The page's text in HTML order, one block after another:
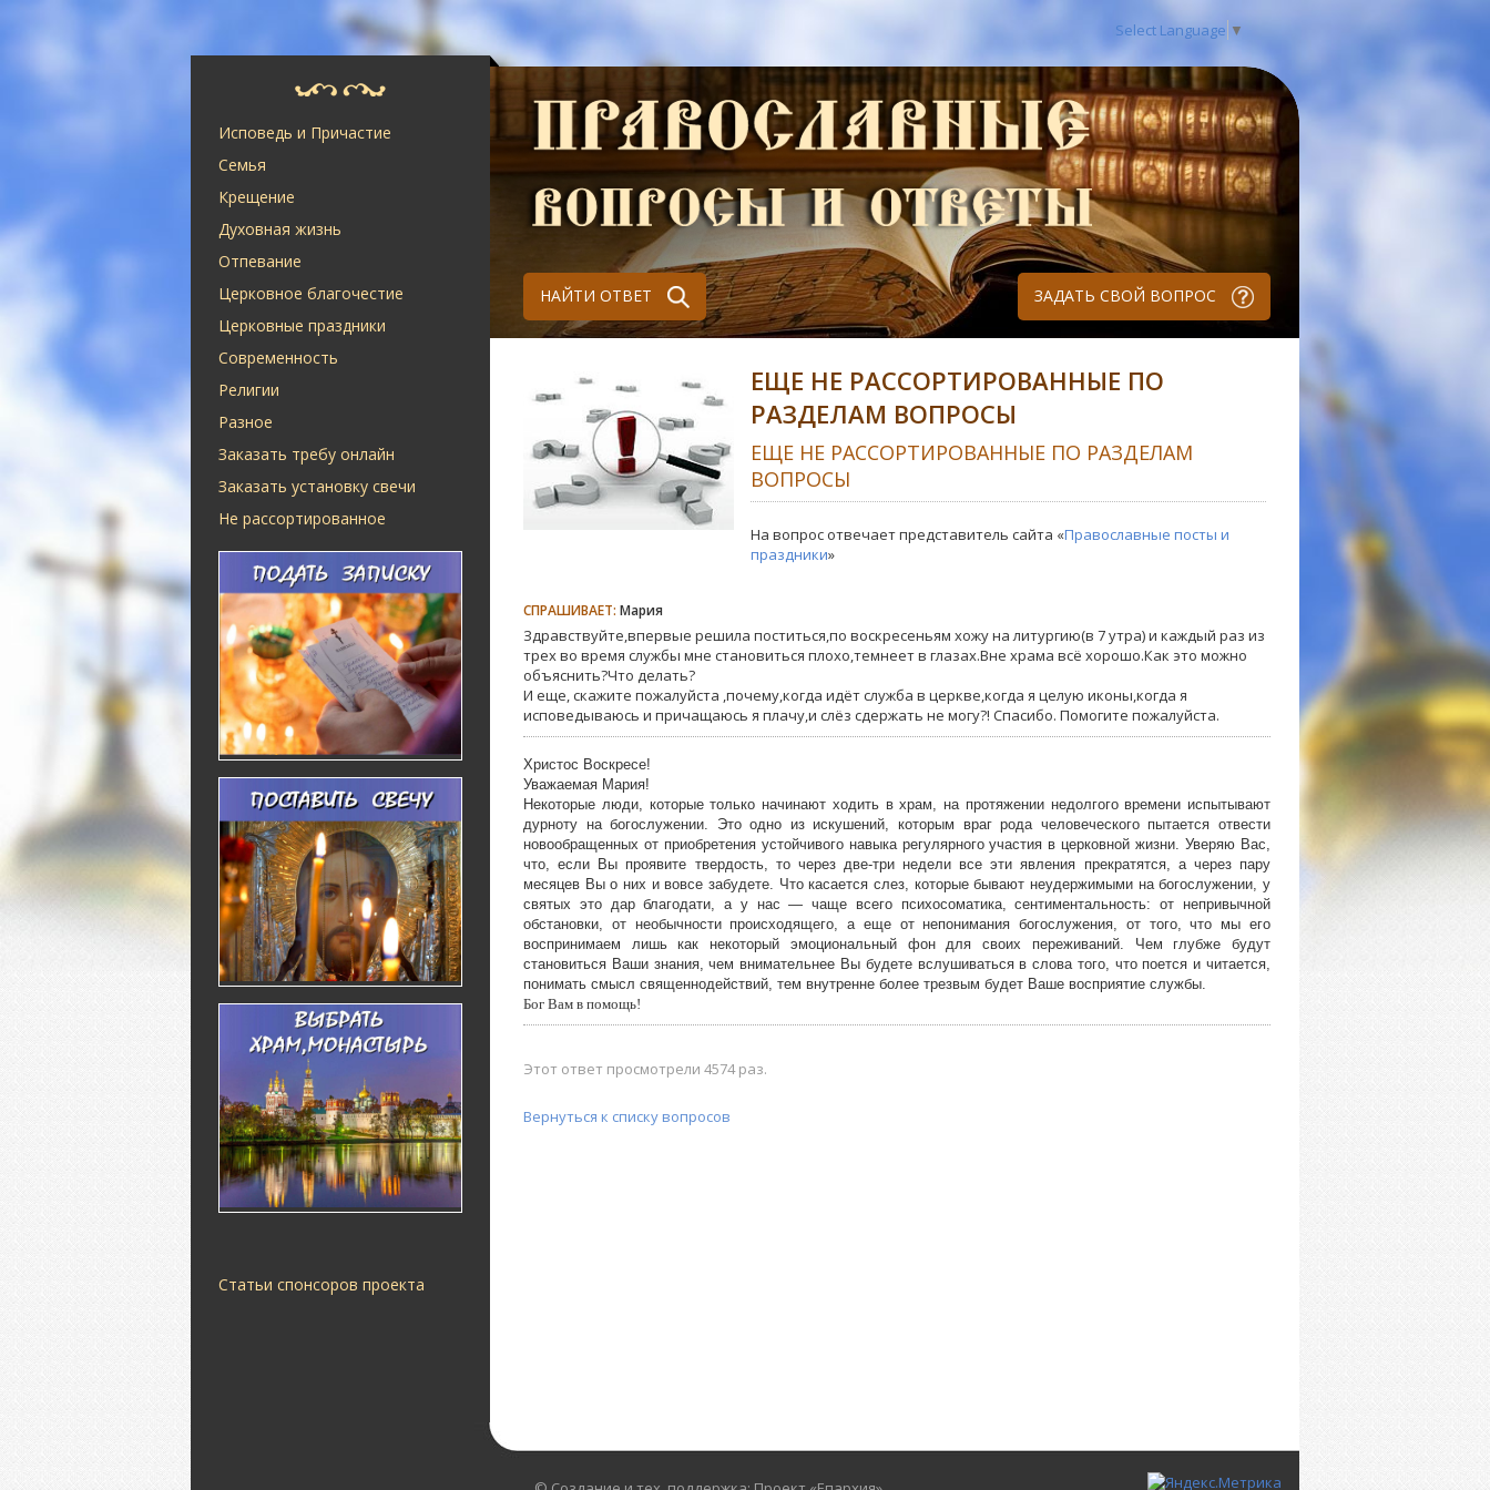
Select Language ▼
Исповедь и Причастие
Семья
Крещение
Духовная жизнь
Отпевание
Церковное благочестие
Церковные праздники
Современность
Религии
Разное
Заказать требу онлайн
Заказать установку свечи
Не рассортированное
Статьи спонсоров проекта
НАЙТИ ОТВЕТ ЗАДАТЬ СВОЙ ВОПРОС
ЕЩЕ НЕ РАССОРТИРОВАННЫЕ ПО
РАЗДЕЛАМ ВОПРОСЫ
ЕЩЕ НЕ РАССОРТИРОВАННЫЕ ПО РАЗДЕЛАМ
ВОПРОСЫ
На вопрос отвечает представитель сайта «Православные посты и
праздники»
СПРАШИВАЕТ: Мария
Здравствуйте,впервые решила поститься,по воскресеньям хожу на литургию(в 7 утра) и каждый раз из
трех во время службы мне становиться плохо,темнеет в глазах.Вне храма всё хорошо.Как это можно
объяснить?Что делать?
И еще, скажите пожалуйста ,почему,когда идёт служба в церкве,когда я целую иконы,когда я
исповедываюсь и причащаюсь я плачу,и слёз сдержать не могу?! Спасибо. Помогите пожалуйста.
Христос Воскресе!
Уважаемая Мария!
Некоторые люди, которые только начинают ходить в храм, на протяжении недолгого времени испытывают
дурноту на богослужении. Это одно из искушений, которым враг рода человеческого пытается отвести
новообращенных от приобретения устойчивого навыка регулярного участия в церковной жизни. Уверяю Вас,
что, если Вы проявите твердость, то через две-три недели все эти явления прекратятся, а через пару
месяцев Вы о них и вовсе забудете. Что касается слез, которые бывают неудержимыми на богослужении, у
святых это дар благодати, а у нас — чаще всего психосоматика, сентиментальность: от непривычной
обстановки, от необычности происходящего, а еще от непонимания богослужения, от того, что мы его
воспринимаем лишь как некоторый эмоциональный фон для своих переживаний. Чем глубже будут
становиться Ваши знания, чем внимательнее Вы будете вслушиваться в слова того, что поется и читается,
понимать смысл священнодействий, тем внутренне более трезвым будет Ваше восприятие службы.
Бог Вам в помощь!
Этот ответ просмотрели 4574 раз.
Вернуться к списку вопросов